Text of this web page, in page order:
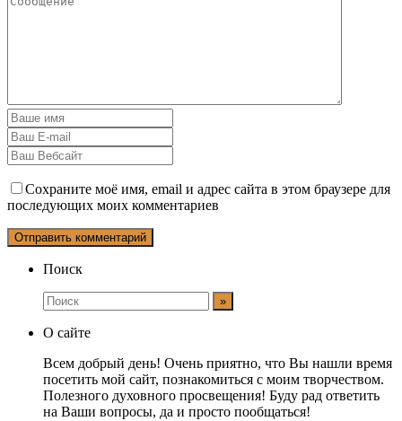
Сохраните моё имя, email и адрес сайта в этом браузере для
последующих моих комментариев
Поиск
О сайте
Всем добрый день! Очень приятно, что Вы нашли время
посетить мой сайт, познакомиться с моим творчеством.
Полезного духовного просвещения! Буду рад ответить
на Ваши вопросы, да и просто пообщаться!